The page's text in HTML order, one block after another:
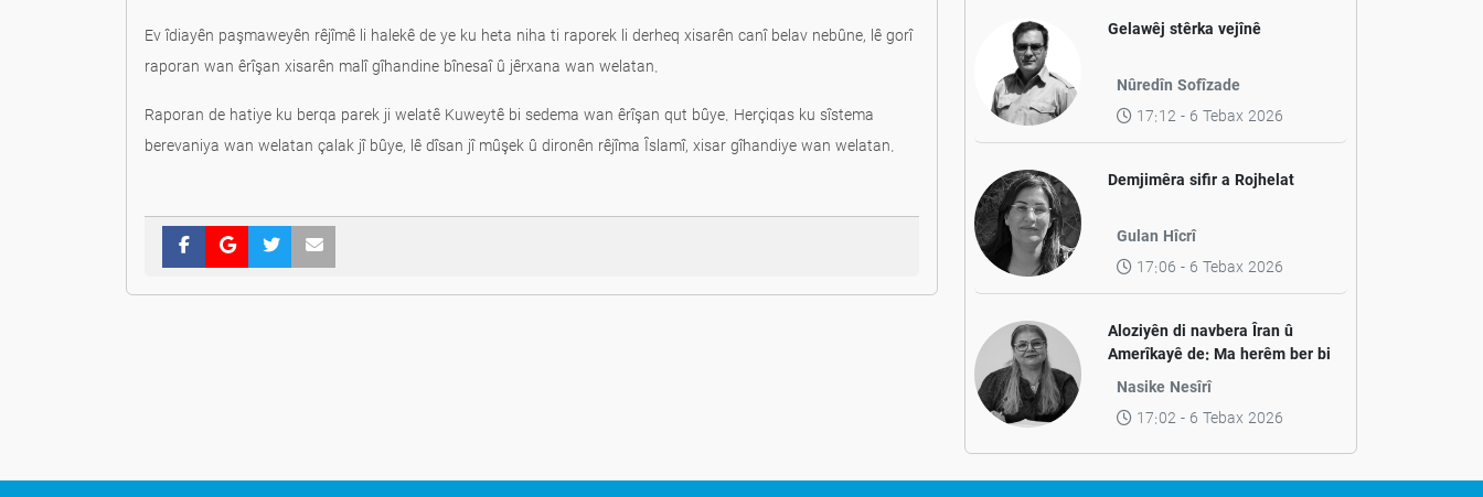
Ev îdiayên paşmaweyên rêjîmê li halekê de ye ku heta niha ti raporek li derheq xisarên canî belav nebûne, lê gorî
raporan wan êrîşan xisarên malî gîhandine bînesaî û jêrxana wan welatan.
Raporan de hatiye ku berqa parek ji welatê Kuweytê bi sedema wan êrîşan qut bûye. Herçiqas ku sîstema
berevaniya wan welatan çalak jî bûye, lê dîsan jî mûşek û dironên rêjîma Îslamî, xisar gîhandiye wan welatan.
Gelawêj stêrka vejînê
Nûredîn Sofîzade
17:12 - 6 Tebax 2026
Demjimêra sifir a Rojhelat
Gulan Hîcrî
17:06 - 6 Tebax 2026
Aloziyên di navbera Îran û
Amerîkayê de: Ma herêm ber bi
aramiyê ve diçe yan jî ber bi
Nasike Nesîrî
17:02 - 6 Tebax 2026